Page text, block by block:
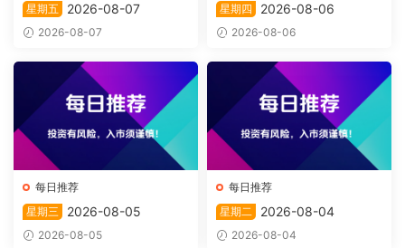
星期五
2026-08-07
2026-08-07
星期四
2026-08-06
2026-08-06
每日推荐
星期三
2026-08-05
2026-08-05
每日推荐
星期二
2026-08-04
2026-08-04